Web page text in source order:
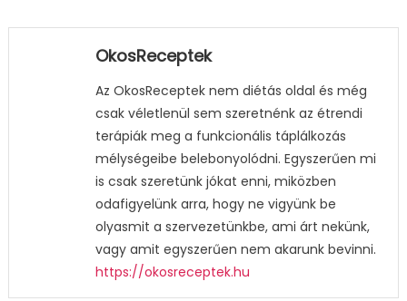
OkosReceptek
Az OkosReceptek nem diétás oldal és még
csak véletlenül sem szeretnénk az étrendi
terápiák meg a funkcionális táplálkozás
mélységeibe belebonyolódni. Egyszerűen mi
is csak szeretünk jókat enni, miközben
odafigyelünk arra, hogy ne vigyünk be
olyasmit a szervezetünkbe, ami árt nekünk,
vagy amit egyszerűen nem akarunk bevinni.
https://okosreceptek.hu